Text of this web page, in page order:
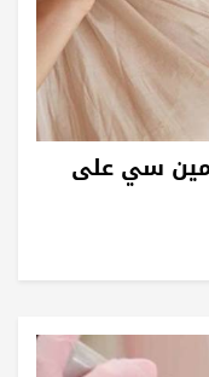
سي على